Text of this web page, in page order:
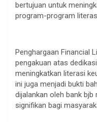
bertujuan untuk
program-program
Penghargaan Financial
pengakuan atas
meningkatkan literasi
ini juga menjadi bukti
dijalankan oleh bank
signifikan bagi